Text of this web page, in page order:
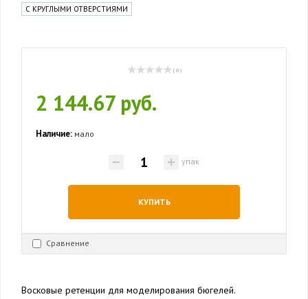
С КРУГЛЫМИ ОТВЕРСТИЯМИ
( 0 )
2 144.67 руб.
Наличие: мало
упак
КУПИТЬ
Сравнение
Восковые ретенции для моделирования бюгелей.